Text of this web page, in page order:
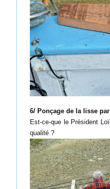
6/ Ponçage de la lisse
Est-ce-que le Président
qualité ?